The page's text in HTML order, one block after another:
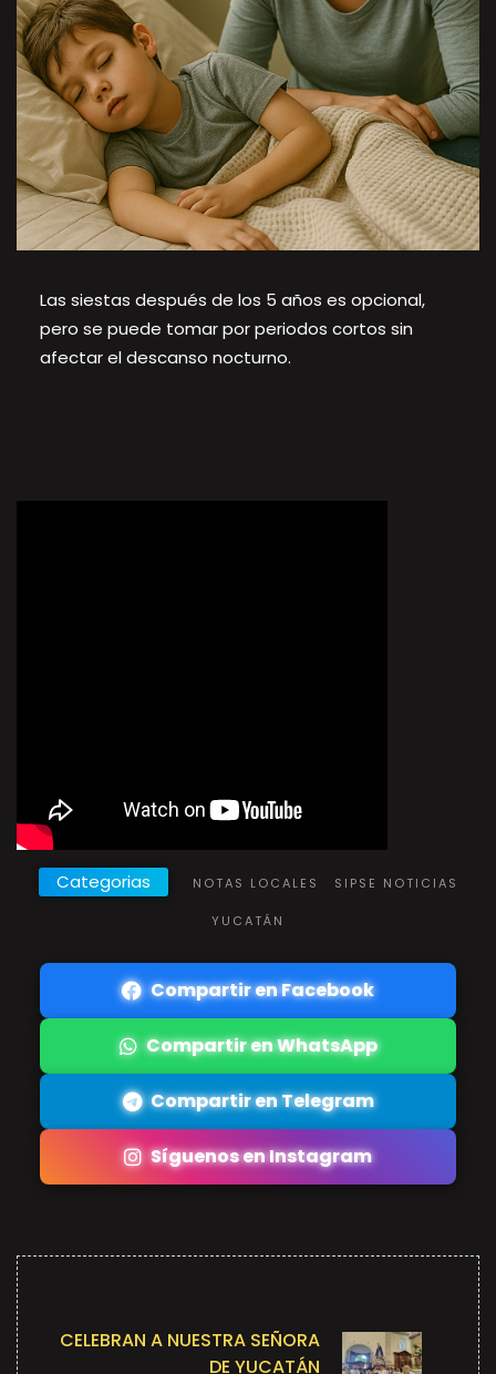
Las siestas después de los 5 años es opcional,
pero se puede tomar por periodos cortos sin
afectar el descanso nocturno.
Categorias NOTAS LOCALES SIPSE NOTICIAS
YUCATÁN
Compartir en Facebook
Compartir en WhatsApp
Compartir en Telegram
Síguenos en Instagram
CELEBRAN A NUESTRA SEÑORA
DE YUCATÁN